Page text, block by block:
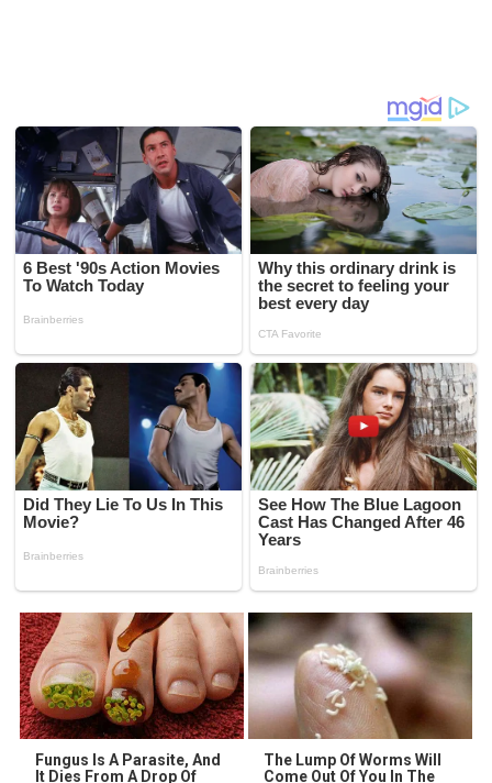
Fungus Is A Parasite, And
It Dies From A Drop Of
The Lump Of Worms Will
Come Out Of You In The